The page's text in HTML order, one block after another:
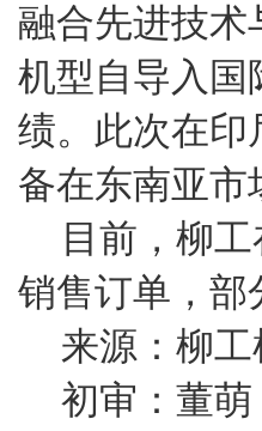
融合先进技术
机型自导入国
绩。此次在印
备在东南亚市
目前，柳
销售订单，部
来源：柳工
初审：董萌